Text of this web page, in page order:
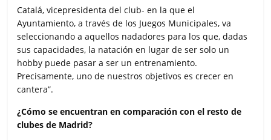
Catalá, vicepresidenta del club- en la que el
Ayuntamiento, a través de los Juegos Municipales, va
seleccionando a aquellos nadadores para los que, dadas
sus capacidades, la natación en lugar de ser solo un
hobby puede pasar a ser un entrenamiento.
Precisamente, uno de nuestros objetivos es crecer en
cantera”.
¿Cómo se encuentran en comparación con el resto de
clubes de Madrid?